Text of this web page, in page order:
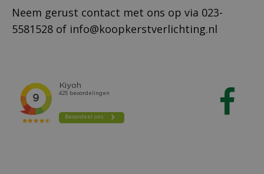
Neem gerust contact met ons op via 023-
5581528 of info@koopkerstverlichting.nl